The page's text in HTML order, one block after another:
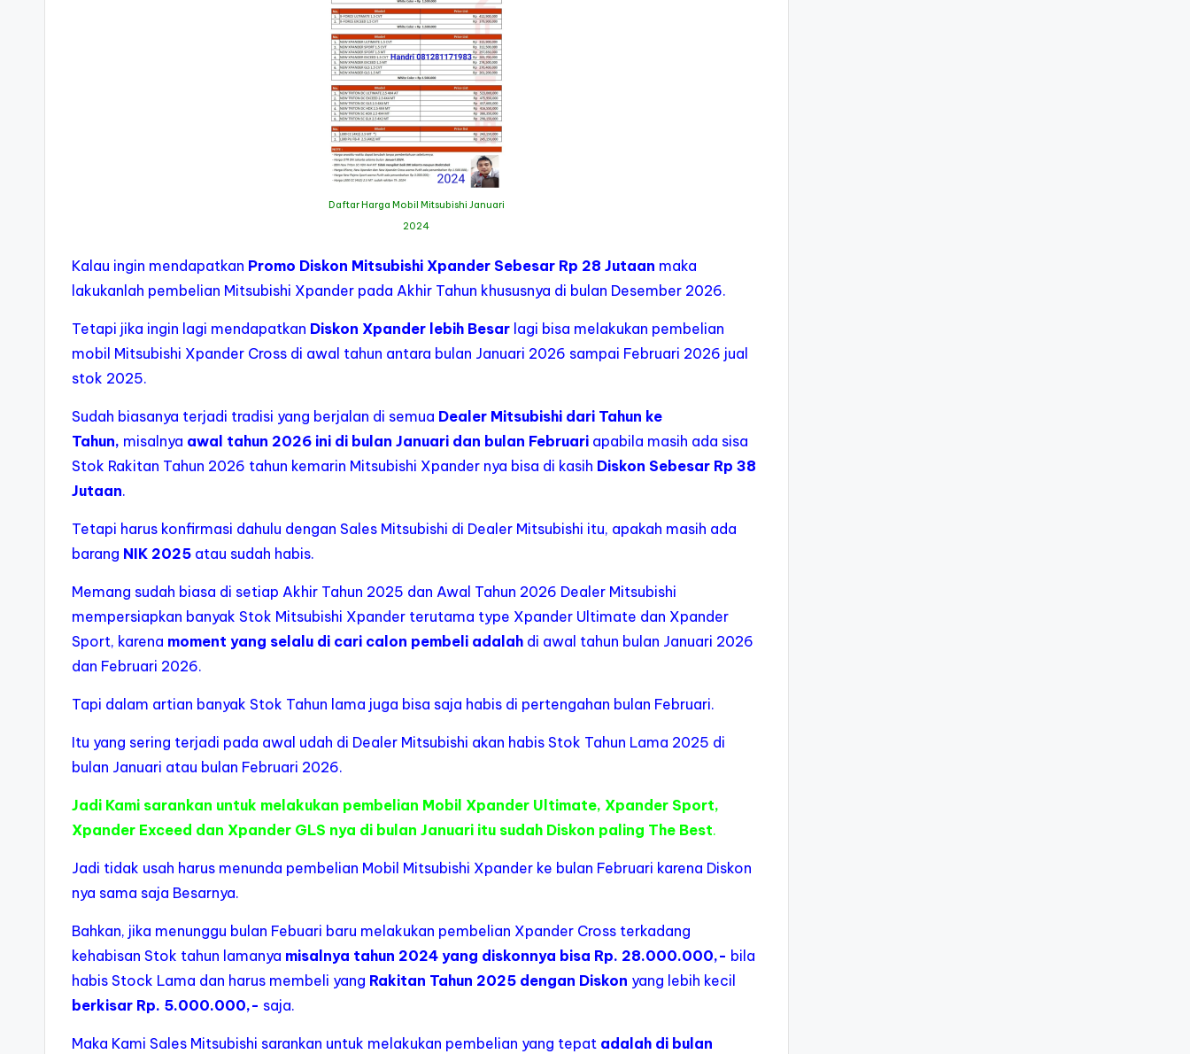
Daftar Harga Mobil Mitsubishi Januari
2024
Kalau ingin mendapatkan Promo Diskon Mitsubishi Xpander Sebesar Rp 28 Jutaan maka
lakukanlah pembelian Mitsubishi Xpander pada Akhir Tahun khususnya di bulan Desember 2026.
Tetapi jika ingin lagi mendapatkan Diskon Xpander lebih Besar lagi bisa melakukan pembelian
mobil Mitsubishi Xpander Cross di awal tahun antara bulan Januari 2026 sampai Februari 2026 jual
stok 2025.
Sudah biasanya terjadi tradisi yang berjalan di semua Dealer Mitsubishi dari Tahun ke
Tahun, misalnya awal tahun 2026 ini di bulan Januari dan bulan Februari apabila masih ada sisa
Stok Rakitan Tahun 2026 tahun kemarin Mitsubishi Xpander nya bisa di kasih Diskon Sebesar Rp 38
Jutaan.
Tetapi harus konfirmasi dahulu dengan Sales Mitsubishi di Dealer Mitsubishi itu, apakah masih ada
barang NIK 2025 atau sudah habis.
Memang sudah biasa di setiap Akhir Tahun 2025 dan Awal Tahun 2026 Dealer Mitsubishi
mempersiapkan banyak Stok Mitsubishi Xpander terutama type Xpander Ultimate dan Xpander
Sport, karena moment yang selalu di cari calon pembeli adalah di awal tahun bulan Januari 2026
dan Februari 2026.
Tapi dalam artian banyak Stok Tahun lama juga bisa saja habis di pertengahan bulan Februari.
Itu yang sering terjadi pada awal udah di Dealer Mitsubishi akan habis Stok Tahun Lama 2025 di
bulan Januari atau bulan Februari 2026.
Jadi Kami sarankan untuk melakukan pembelian Mobil Xpander Ultimate, Xpander Sport,
Xpander Exceed dan Xpander GLS nya di bulan Januari itu sudah Diskon paling The Best.
Jadi tidak usah harus menunda pembelian Mobil Mitsubishi Xpander ke bulan Februari karena Diskon
nya sama saja Besarnya.
Bahkan, jika menunggu bulan Febuari baru melakukan pembelian Xpander Cross terkadang
kehabisan Stok tahun lamanya misalnya tahun 2024 yang diskonnya bisa Rp. 28.000.000,- bila
habis Stock Lama dan harus membeli yang Rakitan Tahun 2025 dengan Diskon yang lebih kecil
berkisar Rp. 5.000.000,- saja.
Maka Kami Sales Mitsubishi sarankan untuk melakukan pembelian yang tepat adalah di bulan